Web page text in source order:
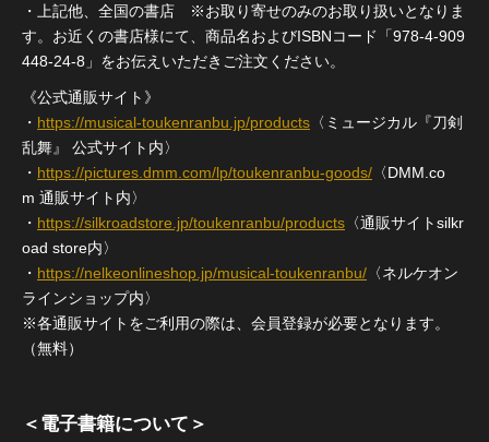
・上記他、全国の書店 ※お取り寄せのみのお取り扱いとなりま
す。お近くの書店様にて、商品名およびISBNコード「978-4-909
448-24-8」をお伝えいただきご注文ください。
《公式通販サイト》
・ https://musical-toukenranbu.jp/products 〈ミュージカル『刀剣
乱舞』 公式サイト内〉
・ https://pictures.dmm.com/lp/toukenranbu-goods/ 〈DMM.co
m 通販サイト内〉
・ https://silkroadstore.jp/toukenranbu/products 〈通販サイトsilkr
oad store内〉
・ https://nelkeonlineshop.jp/musical-toukenranbu/ 〈ネルケオン
ラインショップ内〉
※各通販サイトをご利用の際は、会員登録が必要となります。
（無料）
＜電子書籍について＞